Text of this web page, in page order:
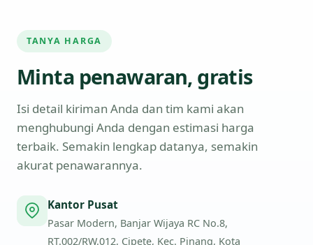
TANYA HARGA
Minta penawaran, gratis
Isi detail kiriman Anda dan tim kami akan
menghubungi Anda dengan estimasi harga
terbaik. Semakin lengkap datanya, semakin
akurat penawarannya.
Kantor Pusat
Pasar Modern, Banjar Wijaya RC No.8,
RT.002/RW.012, Cipete, Kec. Pinang, Kota